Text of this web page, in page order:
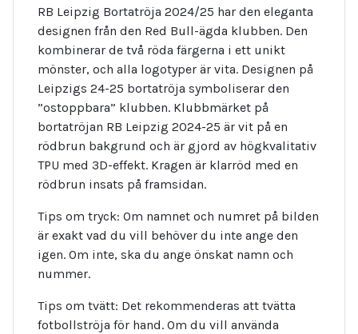
RB Leipzig Bortatröja 2024/25 har den eleganta
designen från den Red Bull-ägda klubben. Den
kombinerar de två röda färgerna i ett unikt
mönster, och alla logotyper är vita. Designen på
Leipzigs 24-25 bortatröja symboliserar den
”ostoppbara” klubben. Klubbmärket på
bortatröjan RB Leipzig 2024-25 är vit på en
rödbrun bakgrund och är gjord av högkvalitativ
TPU med 3D-effekt. Kragen är klarröd med en
rödbrun insats på framsidan.
Tips om tryck: Om namnet och numret på bilden
är exakt vad du vill behöver du inte ange den
igen. Om inte, ska du ange önskat namn och
nummer.
Tips om tvätt: Det rekommenderas att tvätta
fotbollströja för hand. Om du vill använda